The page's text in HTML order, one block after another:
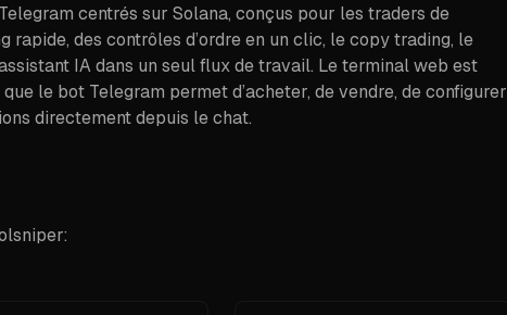
centrés sur Solana, conçus pour les traders de
des contrôles d’ordre en un clic, le copy trading, le
IA dans un seul flux de travail. Le terminal web est
le bot Telegram permet d’acheter, de vendre, de configurer
directement depuis le chat.